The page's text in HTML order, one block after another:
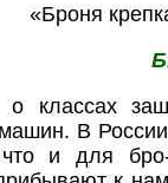
«Броня
о классах
В
и для